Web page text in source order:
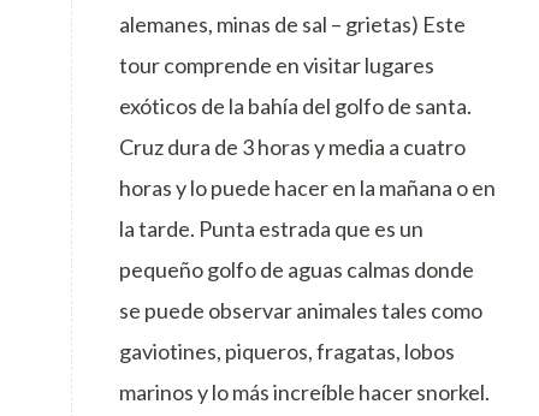
alemanes, minas de sal – grietas) Este
tour comprende en visitar lugares
exóticos de la bahía del golfo de santa.
Cruz dura de 3 horas y media a cuatro
horas y lo puede hacer en la mañana o en
la tarde. Punta estrada que es un
pequeño golfo de aguas calmas donde
se puede observar animales tales como
gaviotines, piqueros, fragatas, lobos
marinos y lo más increíble hacer snorkel.